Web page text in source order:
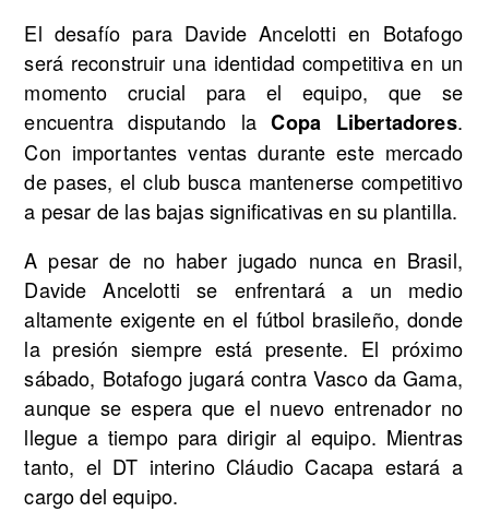
El desafío para Davide Ancelotti en Botafogo
será reconstruir una identidad competitiva en un
momento crucial para el equipo, que se
encuentra disputando laCopa Libertadores.
Con importantes ventas durante este mercado
de pases, el club busca mantenerse competitivo
a pesar de las bajas significativas en su plantilla.
A pesar de no haber jugado nunca en Brasil,
Davide Ancelotti se enfrentará a un medio
altamente exigente en el fútbol brasileño, donde
la presión siempre está presente. El próximo
sábado, Botafogo jugará contra Vasco da Gama,
aunque se espera que el nuevo entrenador no
llegue a tiempo para dirigir al equipo. Mientras
tanto, el DT interino Cláudio Cacapa estará a
cargo del equipo.